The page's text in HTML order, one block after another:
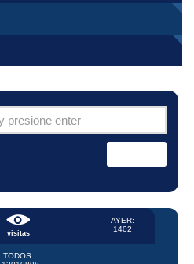
visitas
AYER:
1402
TODOS: